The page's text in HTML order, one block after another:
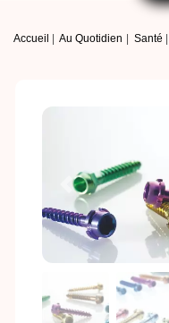
Accueil Au Quotidien Santé
Previous